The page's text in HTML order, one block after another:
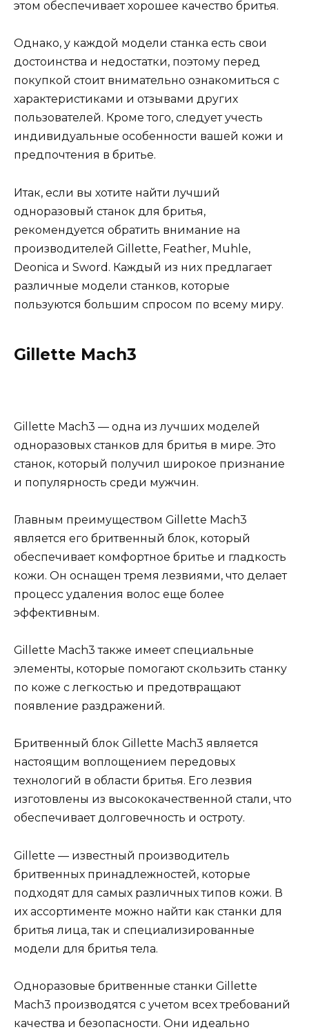
этом обеспечивает хорошее качество бритья.
Однако, у каждой модели станка есть свои
достоинства и недостатки, поэтому перед
покупкой стоит внимательно ознакомиться с
характеристиками и отзывами других
пользователей. Кроме того, следует учесть
индивидуальные особенности вашей кожи и
предпочтения в бритье.
Итак, если вы хотите найти лучший
одноразовый станок для бритья,
рекомендуется обратить внимание на
производителей Gillette, Feather, Muhle,
Deonica и Sword. Каждый из них предлагает
различные модели станков, которые
пользуются большим спросом по всему миру.
Gillette Mach3
Gillette Mach3 — одна из лучших моделей
одноразовых станков для бритья в мире. Это
станок, который получил широкое признание
и популярность среди мужчин.
Главным преимуществом Gillette Mach3
является его бритвенный блок, который
обеспечивает комфортное бритье и гладкость
кожи. Он оснащен тремя лезвиями, что делает
процесс удаления волос еще более
эффективным.
Gillette Mach3 также имеет специальные
элементы, которые помогают скользить станку
по коже с легкостью и предотвращают
появление раздражений.
Бритвенный блок Gillette Mach3 является
настоящим воплощением передовых
технологий в области бритья. Его лезвия
изготовлены из высококачественной стали, что
обеспечивает долговечность и остроту.
Gillette — известный производитель
бритвенных принадлежностей, которые
подходят для самых различных типов кожи. В
их ассортименте можно найти как станки для
бритья лица, так и специализированные
модели для бритья тела.
Одноразовые бритвенные станки Gillette
Mach3 производятся с учетом всех требований
качества и безопасности. Они идеально